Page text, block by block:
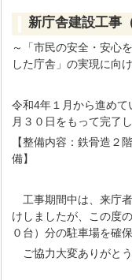
新庁舎建設工事
～「市民の安全・安心
した庁舎」の実現に向
令和4年１月から進めて
月３０日をもって完了し
【整備内容：鉄骨造２
備】
工事期間中は、来庁
けしましたが、この度
０台）分の駐車場を確
ご協力大変ありがとう